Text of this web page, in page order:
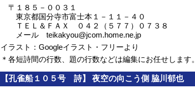
〒１８５－００３１
東京都国分寺市富士本１－１１－４０
ＴＥＬ＆ＦＡＸ ０４２（５７７）０７３８
メール teikakyou@jcom.home.ne.jp
イラスト：Googleイラスト・フリーより
＊各短詩間の行数、題の行数などは編集にお任せします。
【孔雀船１０５号 詩】 夜空の向こう側 脇川郁也